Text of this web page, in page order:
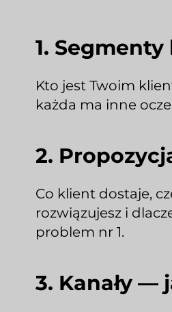
1.
Kto jest Twoim
każda ma inne
2.
Co klient dostaje,
rozwiązujesz i
problem nr 1.
3. Kanały —